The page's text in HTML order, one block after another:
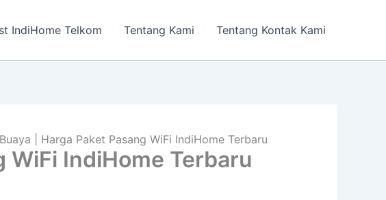
IndiHome Telkom Tentang Kami Tentang Kontak Kami
| Harga Paket Pasang WiFi IndiHome Terbaru
WiFi IndiHome Terbaru